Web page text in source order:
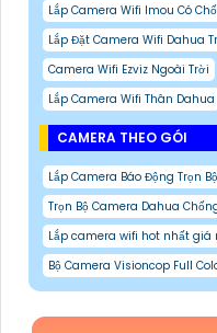
Lắp Camera Wifi Imou Có
Lắp Đặt Camera Wifi Dahua
Camera Wifi Ezviz Ngoài Trời
Lắp Camera Wifi Thân Dahua
CAMERA THEO GÓI
Lắp Camera Báo Động Trọn
Trọn Bộ Camera Dahua
Lắp camera wifi hot nhất giá
Bộ Camera Visioncop Full